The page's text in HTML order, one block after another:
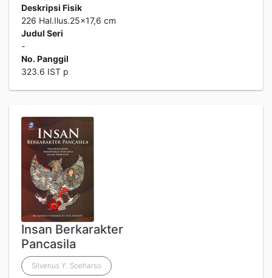
Deskripsi Fisik
226 Hal.Ilus.25x17,6 cm
Judul Seri
-
No. Panggil
323.6 IST p
Insan Berkarakter
Pancasila
Silverius Y. Soeharso